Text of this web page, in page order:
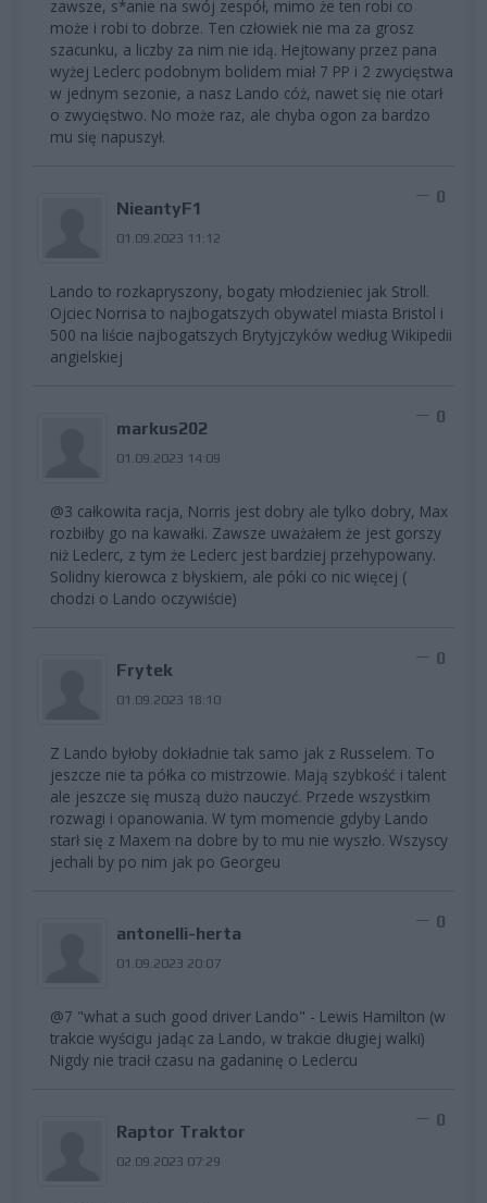
zawsze, s*anie na swój zespół, mimo że ten robi co
może i robi to dobrze. Ten człowiek nie ma za grosz
szacunku, a liczby za nim nie idą. Hejtowany przez pana
wyżej Leclerc podobnym bolidem miał 7 PP i 2 zwycięstwa
w jednym sezonie, a nasz Lando cóż, nawet się nie otarł
o zwycięstwo. No może raz, ale chyba ogon za bardzo
mu się napuszył.
NieantyF1
01.09.2023 11:12
0
Lando to rozkapryszony, bogaty młodzieniec jak Stroll.
Ojciec Norrisa to najbogatszych obywatel miasta Bristol i
500 na liście najbogatszych Brytyjczyków według Wikipedii
angielskiej
markus202
01.09.2023 14:09
0
@3 całkowita racja, Norris jest dobry ale tylko dobry, Max
rozbiłby go na kawałki. Zawsze uważałem że jest gorszy
niż Leclerc, z tym że Leclerc jest bardziej przehypowany.
Solidny kierowca z błyskiem, ale póki co nic więcej (
chodzi o Lando oczywiście)
Frytek
01.09.2023 18:10
0
Z Lando byłoby dokładnie tak samo jak z Russelem. To
jeszcze nie ta półka co mistrzowie. Mają szybkość i talent
ale jeszcze się muszą dużo nauczyć. Przede wszystkim
rozwagi i opanowania. W tym momencie gdyby Lando
starł się z Maxem na dobre by to mu nie wyszło. Wszyscy
jechali by po nim jak po Georgeu
antonelli-herta
01.09.2023 20:07
0
@7 "what a such good driver Lando" - Lewis Hamilton (w
trakcie wyścigu jadąc za Lando, w trakcie długiej walki)
Nigdy nie tracił czasu na gadaninę o Leclercu
Raptor Traktor
02.09.2023 07:29
0